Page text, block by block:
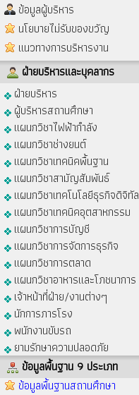
ข้อมูลผู้บริหาร
นโยบายไม่รับของขวัญ
แนวทางการบริหารงาน
ฝ่ายบริหารและบุคลากร
ฝ่ายบริหาร
ผู้บริหารสถานศึกษา
แผนกวิชาไฟฟ้ากำลัง
แผนกวิชาช่างยนต์
แผนกวิชาเทคนิคพื้นฐาน
แผนกวิชาสามัญสัมพันธ์
แผนกวิชาเทคโนโลยีธุรกิจดิจิทัล
แผนกวิชาเทคนิคอุตสาหกรรม
แผนกวิชาการบัญชี
แผนกวิชาการจัดการธุรกิจ
แผนกวิชาการตลาด
แผนกวิชาอาหารและโภชนาการ
เจ้าหน้าที่ฝ่าย/งานต่างๆ
นักการภารโรง
พนักงานขับรถ
ยามรักษาความปลอดภัย
ข้อมูลพื้นฐาน 9 ประเภท
ข้อมูลพื้นฐานสถานศึกษา